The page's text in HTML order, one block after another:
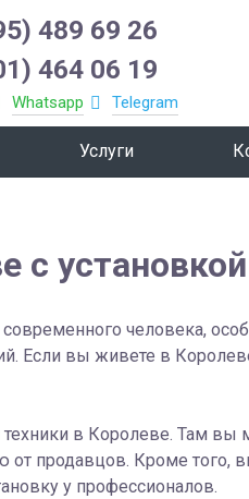
489 69 26
464 06 19
Whatsapp Telegram
Услуги
с
человека,
Если вы живете в
в Королеве. Там вы
продавцов. Кроме того,
у профессионалов.